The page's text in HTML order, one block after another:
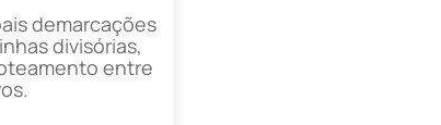
demarcações
divisórias,
entre